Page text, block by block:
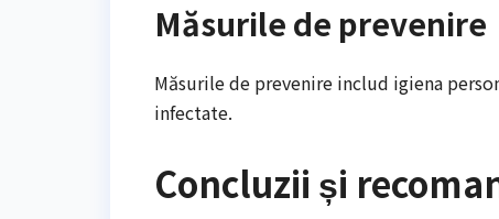
Măsurile de prevenire
Măsurile de prevenire includ igiena
infectate.
Concluzii și